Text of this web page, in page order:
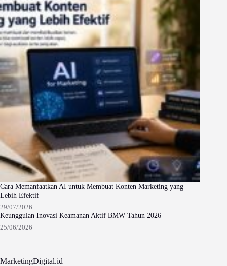
Cara Memanfaatkan AI untuk Membuat Konten Marketing yang
Lebih Efektif
29/07/2026
Keunggulan Inovasi Keamanan Aktif BMW Tahun 2026
25/06/2026
MarketingDigital.id